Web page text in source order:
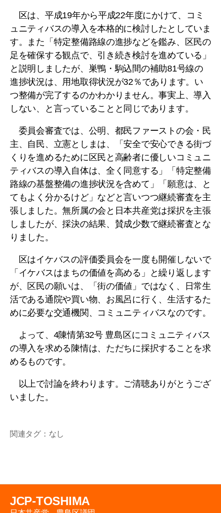
区は、平成19年から平成22年度にかけて、コミ
ュニティバスの導入を本格的に検討したとしていま
す。また「特定整備路線の進捗などを鑑み、区民の
足を確保する観点で、引き続き検討を進めている」
と説明しましたが、巣鴨・駒込間の補助81号線の
進捗状況は、用地取得状況が32％であります。い
つ整備が完了するのかわかりません。事実上、導入
しない、と言っていることと同じであります。
委員会審査では、公明、都民ファーストの会・民
主、自民、立憲としまは、「安全で安心できる街づ
くりを進めるために区民と高齢者に優しいコミュニ
ティバスの導入自体は、全く同意する」「特定整備
路線の基盤整備の進捗状況を含めて」「願意は、と
てもよく分かるけど」などと言いつつ継続審査を主
張しました。無所属の会と日本共産党は採択を主張
しましたが、採決の結果、賛成少数で継続審査とな
りました。
区はイケバスの評価委員会を一度も開催しないで
「イケバスはまちの価値を高める」と繰り返します
が、区民の願いは、「街の価値」ではなく、日常生
活である通院や買い物、お風呂に行く、生活するた
めに必要な交通機関、コミュニティバスなのです。
よって、4陳情第32号 豊島区にコミュニティバス
の導入を求める陳情は、ただちに採択することを求
めるものです。
以上で討論を終わります。ご清聴ありがとうござ
いました。
関連タグ：なし
JCP-TOSHIMA